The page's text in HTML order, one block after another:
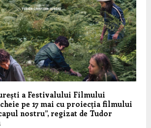
a Festivalului Filmului
pe 17 mai cu proiecția filmului
nostru”, regizat de Tudor